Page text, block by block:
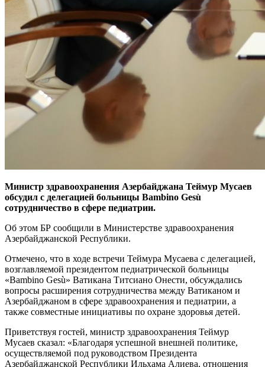
Министр здравоохранения Азербайджана Теймур Мусаев
обсудил с делегацией больницы Bambino Gesù
сотрудничество в сфере педиатрии.
Об этом БР сообщили в Министерстве здравоохранения
Азербайджанской Республики.
Отмечено, что в ходе встречи Теймура Мусаева с делегацией,
возглавляемой президентом педиатрической больницы
«Bambino Gesù» Ватикана Титсиано Онести, обсуждались
вопросы расширения сотрудничества между Ватиканом и
Азербайджаном в сфере здравоохранения и педиатрии, а
также совместные инициативы по охране здоровья детей.
Приветствуя гостей, министр здравоохранения Теймур
Мусаев сказал: «Благодаря успешной внешней политике,
осуществляемой под руководством Президента
Азербайджанской Республики Ильхама Алиева, отношения